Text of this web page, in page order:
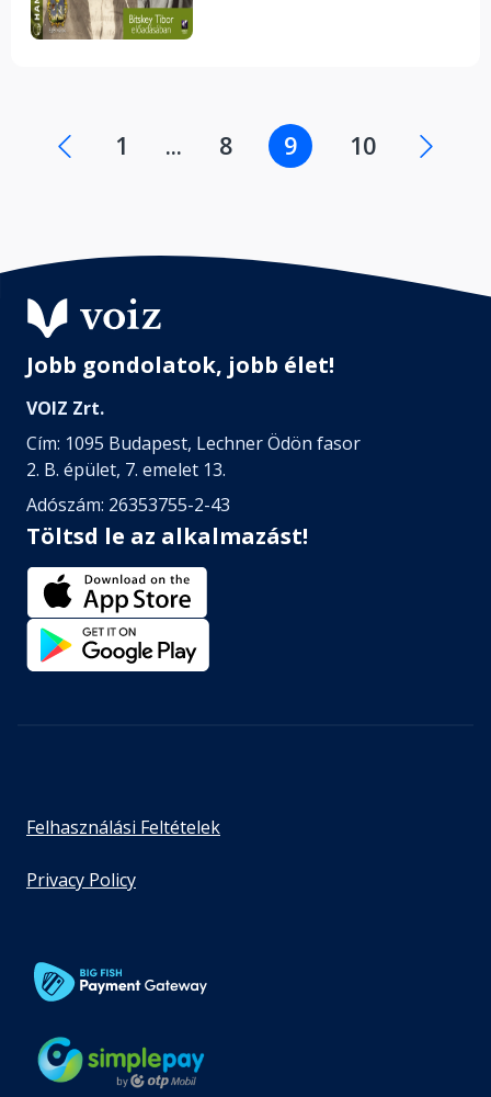
1 ... 8 9 10
Jobb gondolatok, jobb élet!
VOIZ Zrt.
Cím: 1095 Budapest, Lechner Ödön fasor
2. B. épület, 7. emelet 13.
Adószám: 26353755-2-43
Töltsd le az alkalmazást!
Felhasználási Feltételek
Privacy Policy